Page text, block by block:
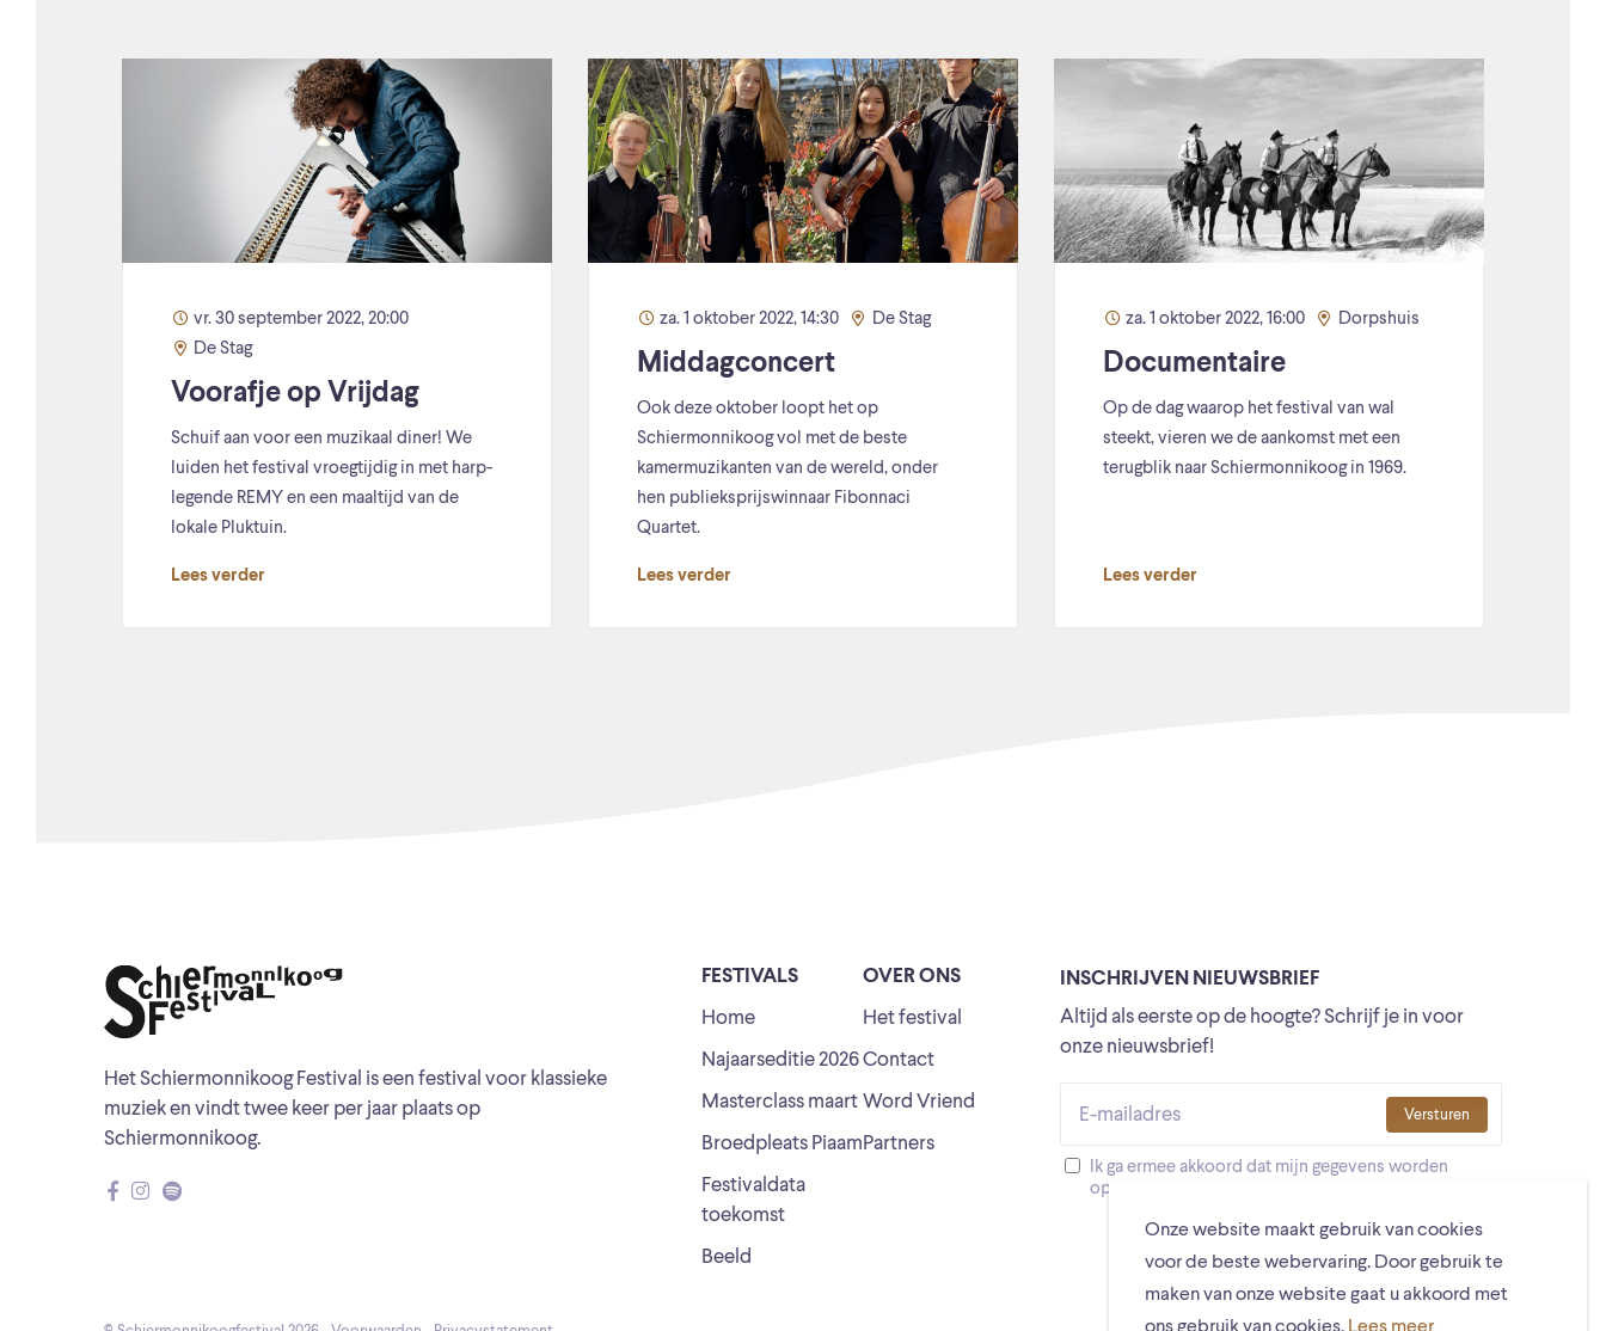
Onze website maakt gebruik van cookies
voor de beste webervaring. Door gebruik te
maken van onze website gaat u akkoord met
vr. 30 september 2022, 20:00
De Stag
Voorafje op Vrijdag
Schuif aan voor een muzikaal diner! We
luiden het festival vroegtijdig in met harp-
legende REMY en een maaltijd van de
lokale Pluktuin.
Lees verder
za. 1 oktober 2022, 14:30 De Stag
Middagconcert
Ook deze oktober loopt het op
Schiermonnikoog vol met de beste
kamermuzikanten van de wereld, onder
hen publieksprijswinnaar Fibonnaci
Quartet.
Lees verder
za. 1 oktober 2022, 16:00 Dorpshuis
Documentaire
Op de dag waarop het festival van wal
steekt, vieren we de aankomst met een
terugblik naar Schiermonnikoog in 1969.
Lees verder
Het Schiermonnikoog Festival is een festival voor klassieke
muziek en vindt twee keer per jaar plaats op
Schiermonnikoog.
FESTIVALS
Home
Najaarseditie 2026
Masterclass maart
Broedpleats Piaam
Festivaldata
toekomst
Beeld
OVER ONS
Het festival
Contact
Word Vriend
Partners
INSCHRIJVEN NIEUWSBRIEF
Altijd als eerste op de hoogte? Schrijf je in voor
onze nieuwsbrief!
Ik ga ermee akkoord dat mijn gegevens worden
opgeslagen
Versturen